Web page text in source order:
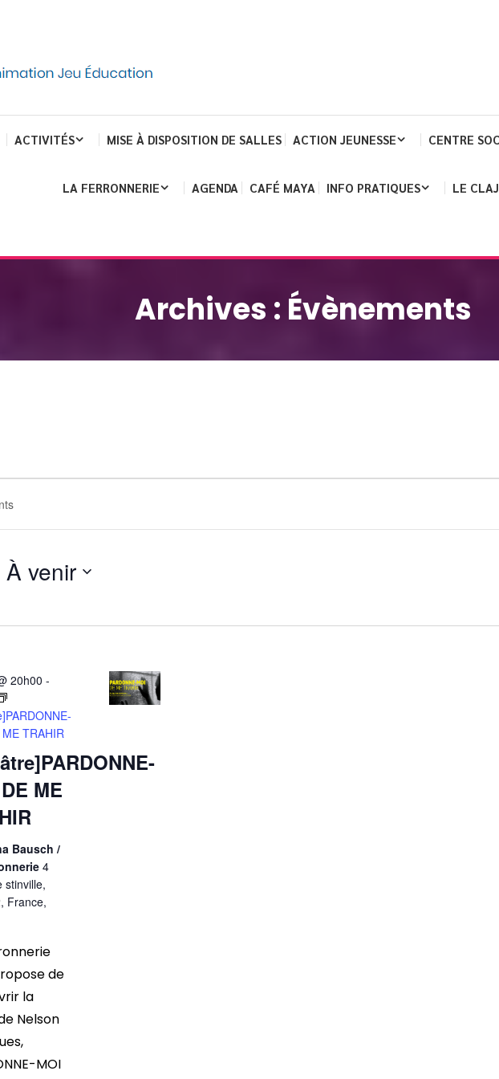
ACTIVITÉS MISE À DISPOSITION DE SALLES ACTION JEUNESSE CENTRE
LA FERRONNERIE AGENDA CAFÉ MAYA INFO PRATIQUES LE
Archives : Évènements
À venir
ME
20h00 -
TRAHIR
Bausch /
4
stinville,
France,
de
la
Nelson
MOI